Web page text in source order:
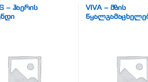
, ჰაერის გამწმენდი
– ჰაერის
VIVA – მზის